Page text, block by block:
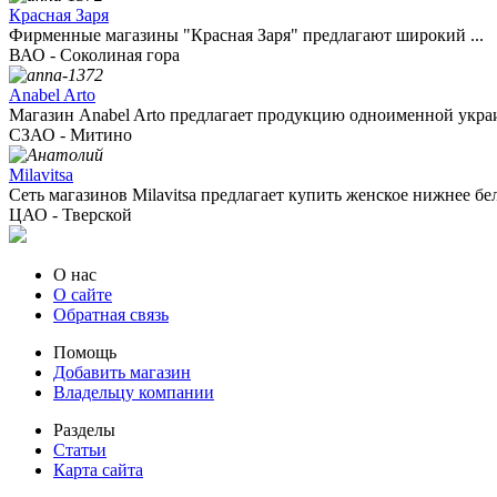
Красная Заря
Фирменные магазины "Красная Заря" предлагают широкий ...
ВАО - Соколиная гора
Anabel Arto
Магазин Anabel Arto предлагает продукцию одноименной
СЗАО - Митино
Milavitsa
Сеть магазинов Milavitsa предлагает купить женское нижнее
ЦАО - Тверской
О нас
О сайте
Обратная связь
Помощь
Добавить магазин
Владельцу компании
Разделы
Статьи
Карта сайта